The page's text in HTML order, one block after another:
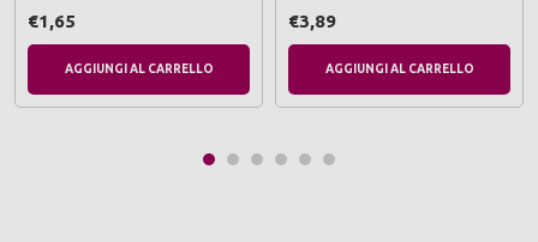
€1,65
AGGIUNGI AL CARRELLO
€3,89
AGGIUNGI AL CARRELLO